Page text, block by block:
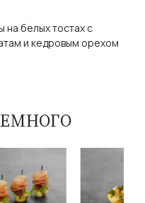
на белых тостах с
и кедровым орехом